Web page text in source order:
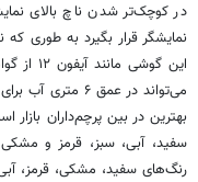
در کوچک‌تر شدن ناچ بالای
سفید، آبی، سبز، قرمز و
رنگ‌های سفید، مشکی، قرمز،